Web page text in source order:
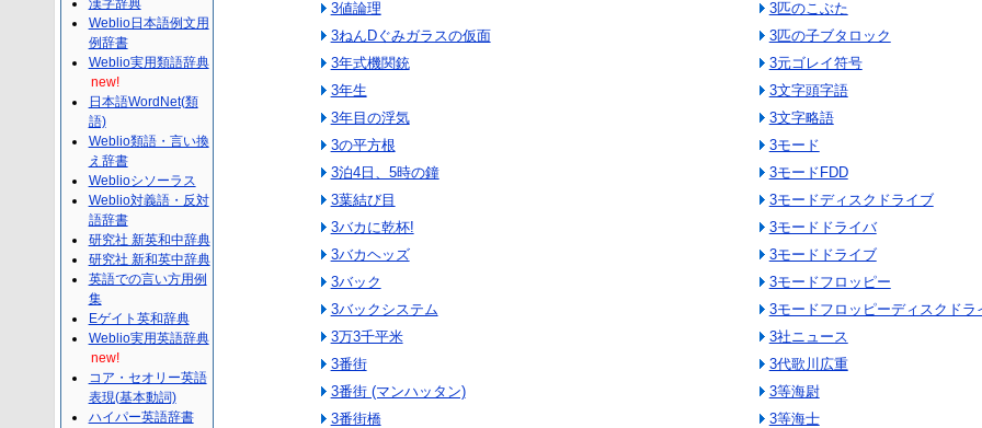
3値論理
3ねんDぐみガラスの仮面
3年式機関銃
3年生
3年目の浮気
3の平方根
3泊4日、5時の鐘
3葉結び目
3バカに乾杯!
3バカヘッズ
3バック
3バックシステム
3万3千平米
3番街
3番街 (マンハッタン)
3番街橋
3匹のこぶた
3匹の子ブタロック
3元ゴレイ符号
3文字頭字語
3文字略語
3モード
3モードFDD
3モードディスクドライブ
3モードドライバ
3モードドライブ
3モードフロッピー
3モードフロッピーディスクドラ
3社ニュース
3代歌川広重
3等海尉
3等海士
漢字辞典
Weblio日本語例文用
例辞書
Weblio実用類語辞典
new!
日本語WordNet(類
語)
Weblio類語・言い換
え辞書
Weblioシソーラス
Weblio対義語・反対
語辞書
研究社 新英和中辞典
研究社 新和英中辞典
英語での言い方用例
集
Eゲイト英和辞典
Weblio実用英語辞典
new!
コア・セオリー英語
表現(基本動詞)
ハイパー英語辞書